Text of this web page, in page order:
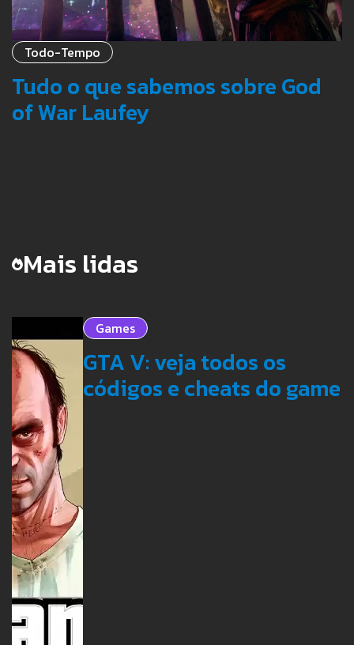
Todo-Tempo
Tudo o que sabemos sobre God
of War Laufey
Mais lidas
Games
GTA V: veja todos os
códigos e cheats do game